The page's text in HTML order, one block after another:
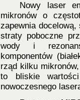
Nowy laser
mikronów o
zapewnia
straty poboczne
wody i
komponentów
rząd kilku
to bliskie
nowoczesnego